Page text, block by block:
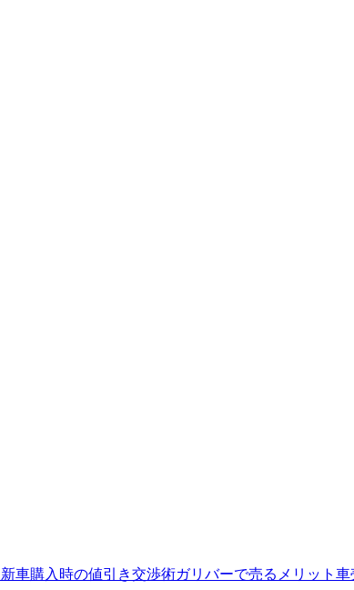
新車購入時の値引き交渉術ガリバーで売るメリット 車